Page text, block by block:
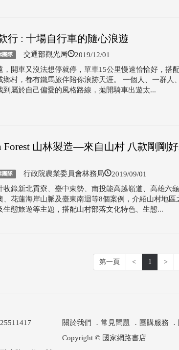
行 : 十場自行車的隨心浪遊
團隊 交通部觀光局 2019/12/01
，開車又沒法想停就停，單車15公里慢速恰恰好，搭
鄉村，都有鐵馬旅伴陪你浪跡天涯。 一個人、一群人
到屬於自己偏愛的風格路線，拋開騎車出遊太...
Forest 山林製造—來自山村 八款剛剛
團隊 行政院農業委員會林務局 2019/09/01
收錄新北貢寮、臺中東勢、南投能高越嶺道、高雄六龜
、花蓮海岸山脈及臺東南迴等8個案例，介紹山村地區
生態旅遊等主題，搭配山村部落文化特色、生態...
第一頁 < 1 >
關於我們 ． 常見問題 ． 團購服務 ．
Copyright © 國家網路書店